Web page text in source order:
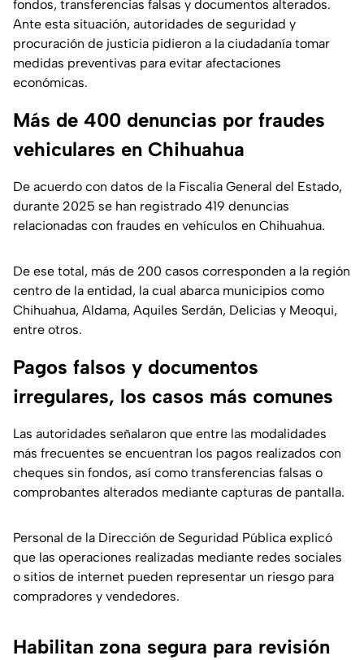
fondos, transferencias falsas y documentos alterados.
Ante esta situación, autoridades de seguridad y
procuración de justicia pidieron a la ciudadanía tomar
medidas preventivas para evitar afectaciones
económicas.
Más de 400 denuncias por fraudes
vehiculares en Chihuahua
De acuerdo con datos de la Fiscalía General del Estado,
durante 2025 se han registrado 419 denuncias
relacionadas con fraudes en vehículos en Chihuahua.
De ese total, más de 200 casos corresponden a la región
centro de la entidad, la cual abarca municipios como
Chihuahua, Aldama, Aquiles Serdán, Delicias y Meoqui,
entre otros.
Pagos falsos y documentos
irregulares, los casos más comunes
Las autoridades señalaron que entre las modalidades
más frecuentes se encuentran los pagos realizados con
cheques sin fondos, así como transferencias falsas o
comprobantes alterados mediante capturas de pantalla.
Personal de la Dirección de Seguridad Pública explicó
que las operaciones realizadas mediante redes sociales
o sitios de internet pueden representar un riesgo para
compradores y vendedores.
Habilitan zona segura para revisión